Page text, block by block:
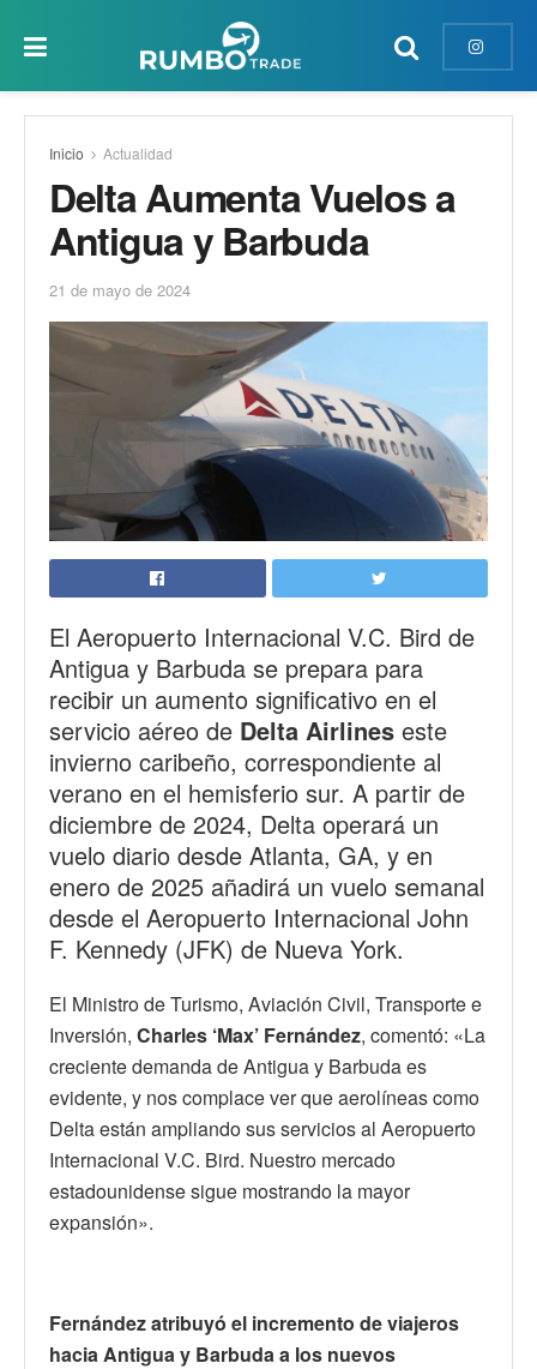
Inicio Actualidad
Delta Aumenta Vuelos a
Antigua y Barbuda
21 de mayo de 2024
El Aeropuerto Internacional V.C. Bird de
Antigua y Barbuda se prepara para
recibir un aumento significativo en el
servicio aéreo de Delta Airlines este
invierno caribeño, correspondiente al
verano en el hemisferio sur. A partir de
diciembre de 2024, Delta operará un
vuelo diario desde Atlanta, GA, y en
enero de 2025 añadirá un vuelo semanal
desde el Aeropuerto Internacional John
F. Kennedy (JFK) de Nueva York.
El Ministro de Turismo, Aviación Civil, Transporte e
Inversión, Charles ‘Max’ Fernández, comentó: «La
creciente demanda de Antigua y Barbuda es
evidente, y nos complace ver que aerolíneas como
Delta están ampliando sus servicios al Aeropuerto
Internacional V.C. Bird. Nuestro mercado
estadounidense sigue mostrando la mayor
expansión».
Fernández atribuyó el incremento de viajeros
hacia Antigua y Barbuda a los nuevos